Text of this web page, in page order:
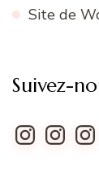
Site de
Suivez-
Instagram
Instagram